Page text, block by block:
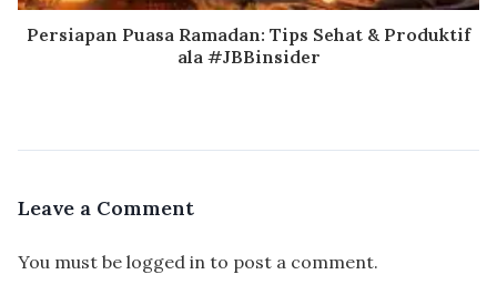
Persiapan Puasa Ramadan: Tips Sehat & Produktif
ala #JBBinsider
Leave a Comment
You must be logged in to post a comment.